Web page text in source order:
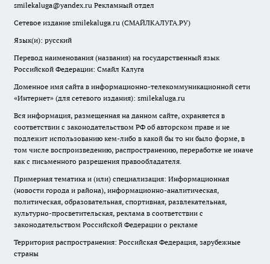
smilekaluga@yandex.ru Рекламный отдел
Сетевое издание smilekaluga.ru (СМАЙЛКАЛУГА.РУ)
Язык(и): русский
Перевод наименования (названия) на государственный язык
Российской Федерации: Смайл Калуга
Доменное имя сайта в информационно-телекоммуникационной сети
«Интернет» (для сетевого издания): smilekaluga.ru
Вся информация, размещенная на данном сайте, охраняется в
соответствии с законодательством РФ об авторском праве и не
подлежит использованию кем-либо в какой бы то ни было форме, в
том числе воспроизведению, распространению, переработке не иначе
как с письменного разрешения правообладателя.
Примерная тематика и (или) специализация: Информационная
(новости города и района), информационно-аналитическая,
политическая, образовательная, спортивная, развлекательная,
культурно-просветительская, реклама в соответствии с
законодательством Российской Федерации о рекламе
Территория распространения: Российская Федерация, зарубежные
страны